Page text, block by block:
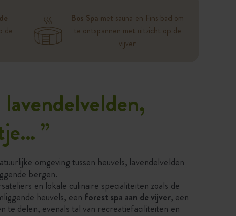
de
Bos Spa met sauna en Fins bad om
te ontspannen met uitzicht op de
vijver
”
omgeving tussen heuvels, lavendelvelden
bergen.
en lokale culinaire specialiteiten zoals de
heuvels, een forest spa aan de vijver, een
delen, evenals tal van recreatiefaciliteiten en